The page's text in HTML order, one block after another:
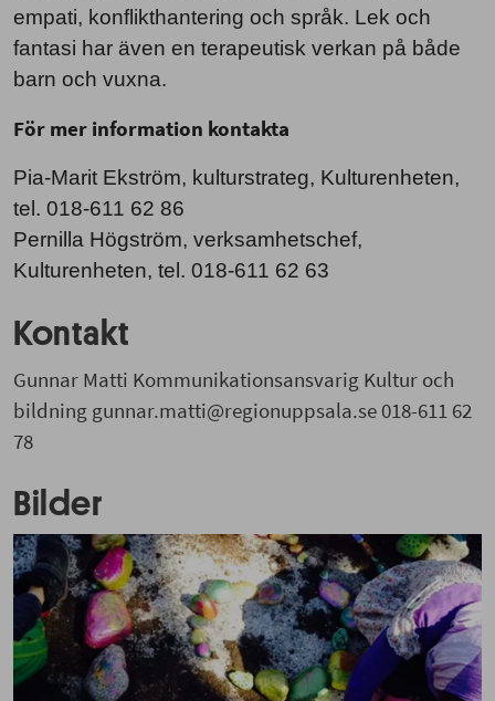
empati, konflikthantering och språk. Lek och
fantasi har även en terapeutisk verkan på både
barn och vuxna.
För mer information kontakta
Pia-Marit Ekström, kulturstrateg, Kulturenheten,
tel. 018-611 62 86
Pernilla Högström, verksamhetschef,
Kulturenheten, tel. 018-611 62 63
Kontakt
Gunnar Matti Kommunikationsansvarig Kultur och
bildning gunnar.matti@regionuppsala.se 018-611 62
78
Bilder